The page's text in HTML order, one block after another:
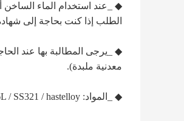
◆ _عند استخدام الماء الساخن
الطلب إذا كنت بحاجة إلى
معدنية ملبدة).
◆ _المواد: SS304 / SS316L / SS321 / hastelloy وما إلى ذلك ، الجدار الداخلي مطلي بالمينا لاختيارك.